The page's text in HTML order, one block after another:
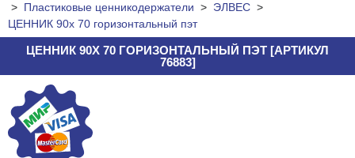
> Пластиковые ценникодержатели > ЭЛВЕС >
ЦЕННИК 90х 70 горизонтальный пэт
ЦЕННИК 90Х 70 ГОРИЗОНТАЛЬНЫЙ ПЭТ [АРТИКУЛ
76883]